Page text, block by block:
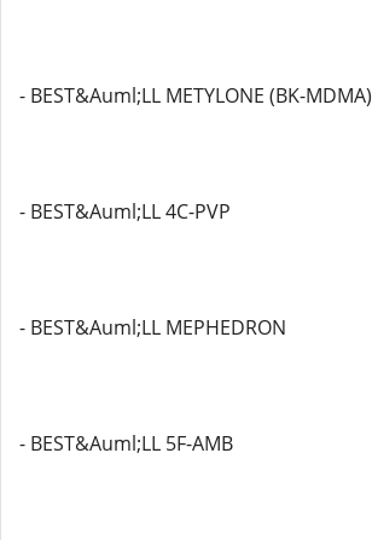
- BEST&Auml;LL METYLONE (BK-MDMA)
- BEST&Auml;LL 4C-PVP
- BEST&Auml;LL MEPHEDRON
- BEST&Auml;LL 5F-AMB